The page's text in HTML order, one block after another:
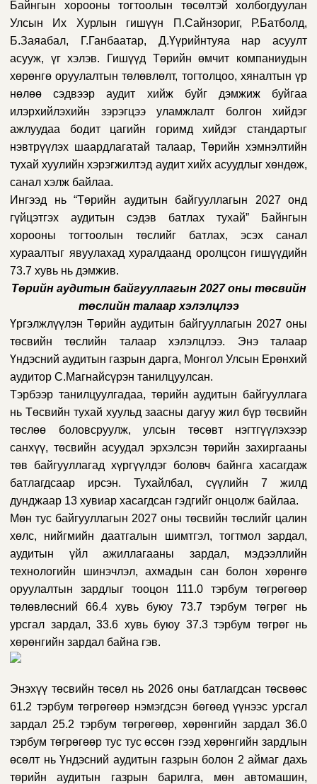
Байнгын хорооны тогтоолын төсөлтэй холбогдуулан
Улсын Их Хурлын гишүүн П.Сайнзориг, Р.Батболд,
Б.Заяабал, Г.Ганбаатар, Д.Үүрийнтуяа нар асуулт
асууж, үг хэлэв. Гишүүд Төрийн өмчит компаниудын
хөрөнгө оруулалтын төлөвлөлт, тогтолцоо, хяналтын үр
нөлөө сэдвээр аудит хийж буйг дэмжиж буйгаа
илэрхийлэхийн зэрэгцээ уламжлалт болгон хийдэг
ажлуудаа бодит цагийн горимд хийдэг стандартыг
нэвтрүүлэх шаардлагатай талаар, Төрийн хэмнэлтийн
тухай хуулийн хэрэгжилтэд аудит хийх асуудлыг хөндөж,
санал хэлж байлаа.
Ингээд нь “Төрийн аудитын байгууллагын 2027 онд
гүйцэтгэх аудитын сэдэв батлах тухай” Байнгын
хорооны тогтоолын төслийг батлах, эсэх санал
хураалтыг явуулахад хуралдаанд оролцсон гишүүдийн
73.7 хувь нь дэмжив.
Төрийн аудитын байгууллагын 2027 оны төсвийн
төслийн талаар хэлэлцлээ
Үргэлжлүүлэн Төрийн аудитын байгууллагын 2027 оны
төсвийн төслийн талаар хэлэлцлээ. Энэ талаар
Үндэсний аудитын газрын дарга, Монгол Улсын Ерөнхий
аудитор С.Магнайсүрэн танилцуулсан.
Тэрбээр танилцуулгадаа, төрийн аудитын байгууллага
нь Төсвийн тухай хуульд заасны дагуу жил бүр төсвийн
төслөө боловсруулж, улсын төсөвт нэгтгүүлэхээр
санхүү, төсвийн асуудал эрхэлсэн төрийн захиргааны
төв байгууллагад хүргүүлдэг боловч байнга хасагдаж
батлагдсаар ирсэн. Тухайлбал, сүүлийн 7 жилд
дунджаар 13 хувиар хасагдсан гэдгийг онцолж байлаа.
Мөн тус байгууллагын 2027 оны төсвийн төслийг цалин
хөлс, нийгмийн даатгалын шимтгэл, тогтмол зардал,
аудитын үйл ажиллагааны зардал, мэдээллийн
технологийн шинэчлэл, ахмадын сан болон хөрөнгө
оруулалтын зардлыг тооцон 111.0 тэрбум төгрөгөөр
төлөвлөсний 66.4 хувь буюу 73.7 тэрбум төгрөг нь
урсгал зардал, 33.6 хувь буюу 37.3 тэрбум төгрөг нь
хөрөнгийн зардал байна гэв.
Энэхүү төсвийн төсөл нь 2026 оны батлагдсан төсвөөс
61.2 тэрбум төгрөгөөр нэмэгдсэн бөгөөд үүнээс урсгал
зардал 25.2 тэрбум төгрөгөөр, хөрөнгийн зардал 36.0
тэрбум төгрөгөөр тус тус өссөн гээд хөрөнгийн зардлын
өсөлт нь Үндэсний аудитын газрын болон 2 аймаг дахь
төрийн аудитын газрын барилга, мөн автомашин,